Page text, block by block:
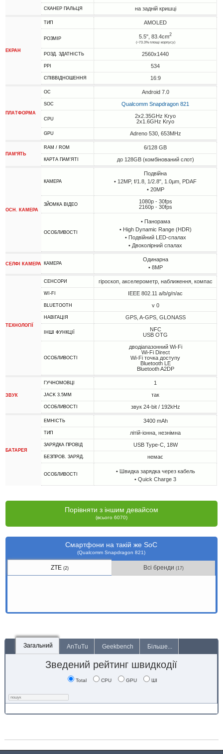
СКАНЕР ПАЛЬЦЯ на задній кришці
ЕКРАН
ТИП AMOLED
РОЗМІР 5.5", 83.4cm2
(~73.3% площі корпусу)
РОЗД. ЗДАТНІСТЬ 2560x1440
PPI 534
СПІВВІДНОШЕННЯ 16:9
ПЛАТФОРМА
ОС Android 7.0
SOC Qualcomm Snapdragon 821
CPU
2x2.35GHz Kryo
2x1.6GHz Kryo
GPU Adreno 530, 653MHz
ПАМ'ЯТЬ
RAM / ROM 6/128 GB
КАРТА ПАМ'ЯТІ до 128GB (комбінований слот)
ОСН. КАМЕРА
КАМЕРА
Подвійна
• 12MP, f/1.8, 1/2.8", 1.0µm, PDAF
• 20MP
ЗЙОМКА ВІДЕО
1080p - 30fps
2160p - 30fps
ОСОБЛИВОСТІ
• Панорама
• High Dynamic Range (HDR)
• Подвійний LED-спалах
• Двоколірний спалах
СЕЛФІ КАМЕРА КАМЕРА
Одинарна
• 8MP
ТЕХНОЛОГІЇ
СЕНСОРИ гіроскоп, акселерометр, наближення, компас
WI-FI IEEE 802.11 a/b/g/n/ac
BLUETOOTH v 0
НАВІГАЦІЯ GPS, A-GPS, GLONASS
ІНШІ ФУНКЦІЇ
NFC
USB OTG
ОСОБЛИВОСТІ
дводіапазонний Wi-Fi
Wi-Fi Direct
Wi-Fi точка доступу
Bluetooth LE
Bluetooth A2DP
ЗВУК
ГУЧНОМОВЦІ 1
JACK 3.5MM так
ОСОБЛИВОСТІ звук 24-bit / 192kHz
БАТАРЕЯ
ЕМНІСТЬ 3400 mAh
ТИП літій-іонна, незнімна
ЗАРЯДКА ПРОВІД USB Type-C, 18W
БЕЗПРОВ. ЗАРЯД. немає
ОСОБЛИВОСТІ
• Швидка зарядка через кабель
• Quick Charge 3
Порівняти з іншим девайсом
(всього 6070)
Смартфони на такій же SoC
(Qualcomm Snapdragon 821)
ZTE(2) Всі бренди(17)
Загальний AnTuTu Geekbench Більше...
Зведений рейтинг швидкодії
Total CPU GPU ШІ